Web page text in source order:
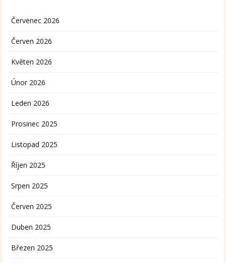
Červenec 2026
Červen 2026
Květen 2026
Únor 2026
Leden 2026
Prosinec 2025
Listopad 2025
Říjen 2025
Srpen 2025
Červen 2025
Duben 2025
Březen 2025